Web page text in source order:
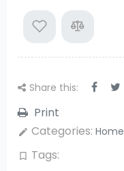
Share this:
Print
edit Categories: Home
bookmark_border Tags: